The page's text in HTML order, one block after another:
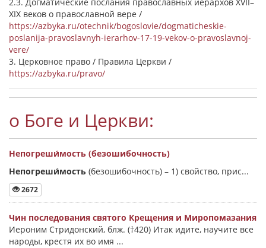
XIX веков о православной вере /
https://azbyka.ru/otechnik/bogoslovie/dogmaticheskie-
poslanija-pravoslavnyh-ierarhov-17-19-vekov-o-pravoslavnoj-
vere/
3. Церковное право / Правила Церкви /
https://azbyka.ru/pravo/
о Боге и Церкви:
Непогреши́мость (безошибочность)
Непогреши́мость (безошибочность) – 1) свойство, прис...
2672
Чин последования святого Крещения и Миропомазания
Иероним Стридонский, блж. (†420) Итак идите, научите все
народы, крестя их во имя ...